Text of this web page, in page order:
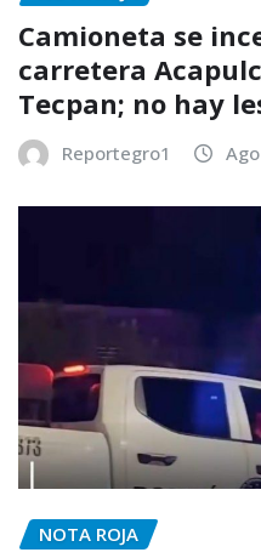
Camioneta se
carretera
Tecpan; no hay
Reportegro1
NOTA ROJA